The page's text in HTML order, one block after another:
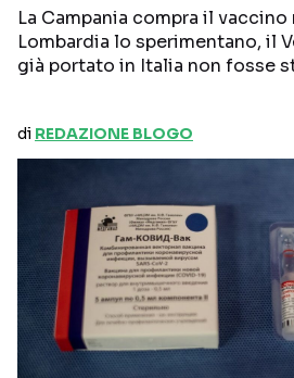
La Campania compra il vaccino
Lombardia lo sperimentano, il
già portato in Italia non fosse
di REDAZIONE BLOGO